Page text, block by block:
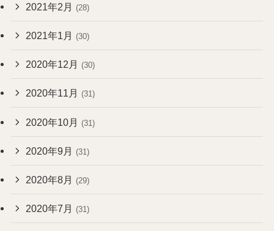
2021年2月 (28)
2021年1月 (30)
2020年12月 (30)
2020年11月 (31)
2020年10月 (31)
2020年9月 (31)
2020年8月 (29)
2020年7月 (31)